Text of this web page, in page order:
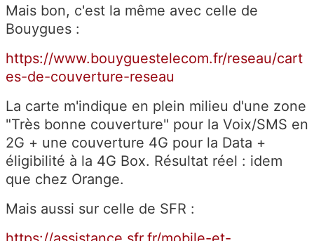
Mais bon, c'est la même avec celle de
Bouygues :
https://www.bouyguestelecom.fr/reseau/cart
es-de-couverture-reseau
La carte m'indique en plein milieu d'une zone
"Très bonne couverture" pour la Voix/SMS en
2G + une couverture 4G pour la Data +
éligibilité à la 4G Box. Résultat réel : idem
que chez Orange.
Mais aussi sur celle de SFR :